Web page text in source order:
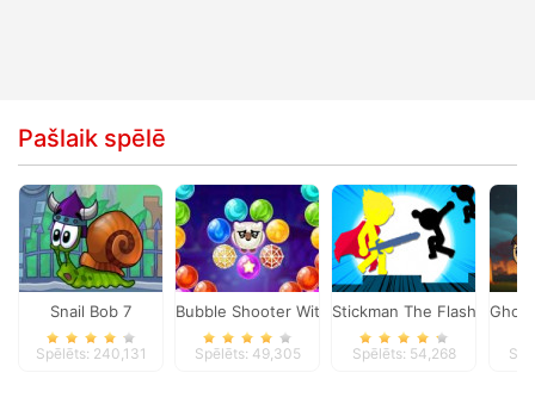
Pašlaik spēlē
Snail Bob 7
Spēlēts: 240,131
Bubble Shooter Witch Tower
Spēlēts: 49,305
Stickman The Flash
Spēlēts: 54,268